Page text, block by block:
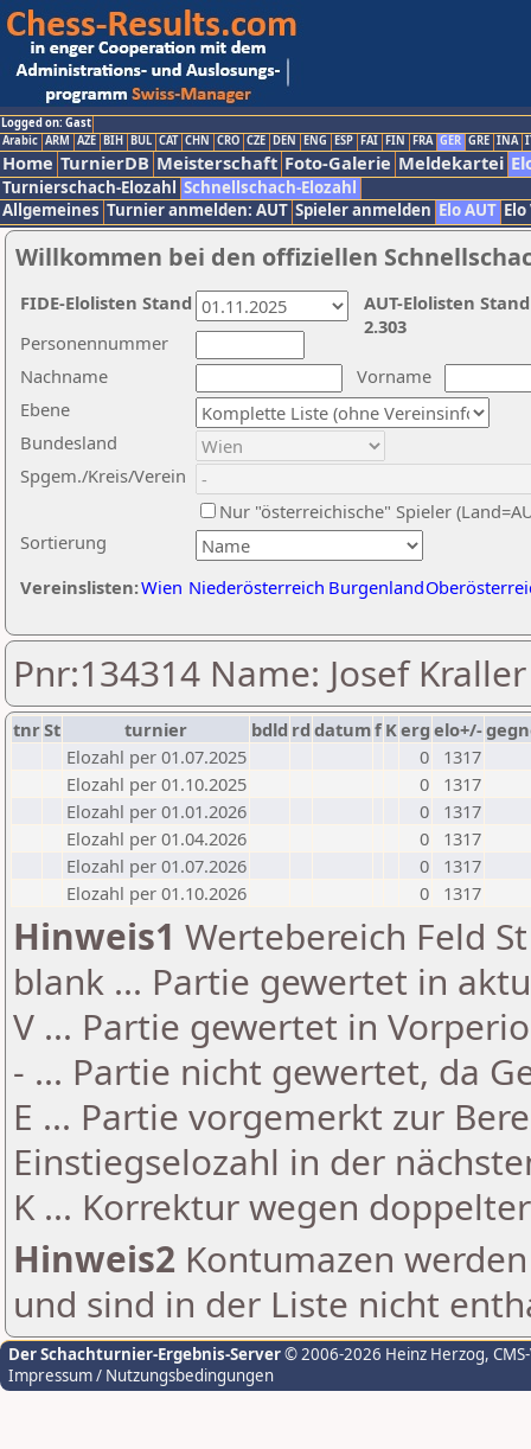
Logged on: Gast
Arabic ARM AZE BIH BUL CAT CHN CRO CZE DEN ENG ESP FAI FIN FRA GER GRE INA
Home TurnierDB Meisterschaft Foto-Galerie Meldekartei
Turnierschach-Elozahl Schnellschach-Elozahl
Allgemeines Turnier anmelden: AUT Spieler anmelden Elo AUT
Willkommen bei den offiziellen
Nachname
Vorname
Ebene
Sortierung
Personennummer
Bundesland
Spgem./Kreis/Verein
Nur "österreichische" Spieler
Vereinslisten:Wien Niederösterreich Burgenland
AUT-Elolisten
2.303
FIDE-Elolisten Stand
Pnr:134314 Name: Josef Kraller
tnrSt turnier bdld rd datumf Kerg elo+/-
Elozahl per 01.07.2025
0
1317
Elozahl per 01.10.2025
0
1317
Elozahl per 01.01.2026
0
1317
Elozahl per 01.04.2026
0
1317
Elozahl per 01.07.2026
0
1317
Elozahl per 01.10.2026
0 1317
Hinweis1 Wertebereich Feld
blank ... Partie gewertet in
V ... Partie gewertet in
- ... Partie nicht gewertet, da
E ... Partie vorgemerkt zur
Einstiegselozahl in der
K ... Korrektur wegen
Hinweis2 Kontumazen
und sind in der Liste nicht
Der Schachturnier-Ergebnis-Server© 2006-2026 Heinz Herzog,
Impressum / Nutzungsbedingungen